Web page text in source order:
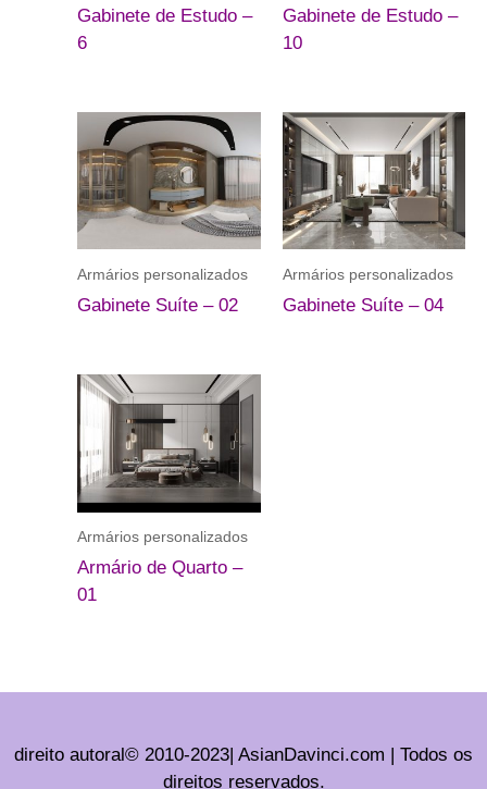
Gabinete de Estudo –
6
Gabinete de Estudo –
10
Armários personalizados
Gabinete Suíte – 02
Armários personalizados
Gabinete Suíte – 04
Armários personalizados
Armário de Quarto –
01
direito autoral© 2010-2023| AsianDavinci.com | Todos os
direitos reservados.